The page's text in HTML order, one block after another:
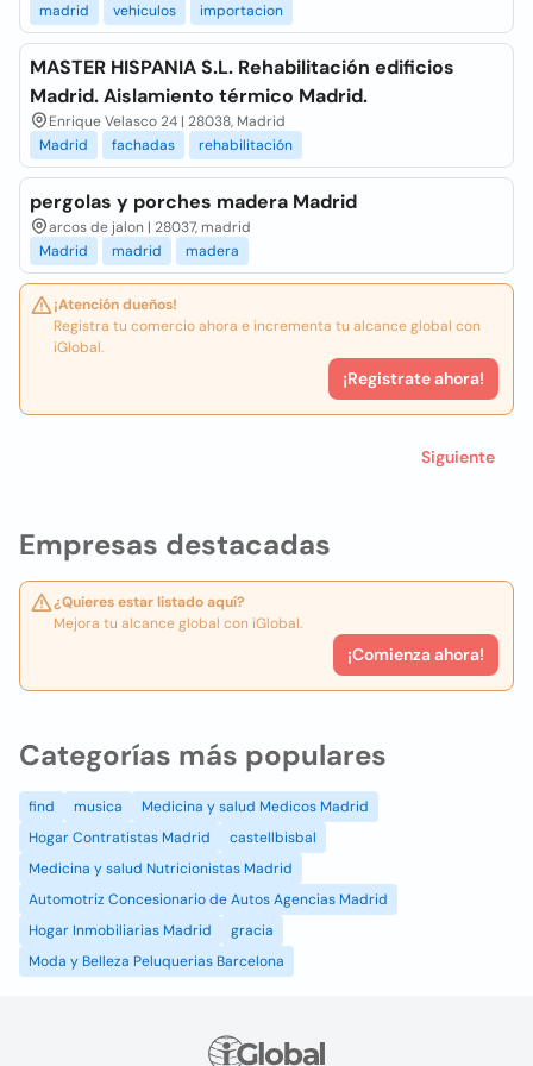
Empresas destacadas
¿Quieres estar listado aquí?
Mejora tu alcance global con iGlobal.
¡Comienza ahora!
madrid
vehiculos importacion
MASTER HISPANIA S.L. Rehabilitación edificios
Madrid. Aislamiento térmico Madrid.
Enrique Velasco 24 | 28038, Madrid
Madrid
fachadas rehabilitación
pergolas y porches madera Madrid
arcos de jalon | 28037, madrid
Madrid
madrid madera
¡Atención dueños!
Registra tu comercio ahora e incrementa tu alcance global con
iGlobal.
¡Registrate ahora!
Siguiente
Categorías más populares
find musica
Medicina y salud Medicos Madrid
Hogar Contratistas Madrid
castellbisbal
Medicina y salud Nutricionistas Madrid
Automotriz Concesionario de Autos Agencias Madrid
Hogar Inmobiliarias Madrid
gracia
Moda y Belleza Peluquerias Barcelona